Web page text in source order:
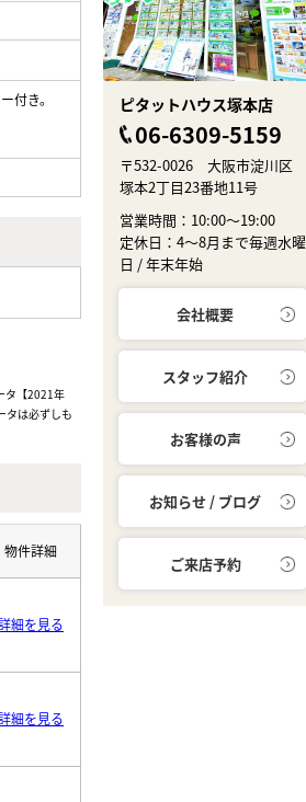
付き。
タ【2021年
タは必ずしも
物件詳細
細を見る
細を見る
ピタットハウス塚本店
06-6309-5159
〒532-0026 大阪市淀川区
塚本2丁目23番地11号
営業時間：10:00～19:00
定休日：4～8月まで毎週水曜
日 / 年末年始
会社概要
スタッフ紹介
お客様の声
お知らせ / ブログ
ご来店予約